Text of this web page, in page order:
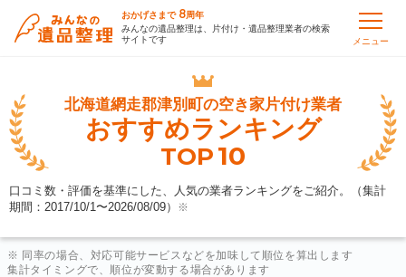
おかげさまで 8周年
みんなの遺品整理は、片付け・遺品整理業者の検索
サイトです
メニュー
北海道網走郡津別町の空き家片付け業者
おすすめランキング
TOP10
口コミ数・評価を基準にした、人気の業者ランキングをご紹介。（集計
期間：2017/10/1〜2026/08/09） ※
※ 同率の場合、対応可能サービスなどを加味して順位を算出します
集計タイミングで、順位が変動する場合があります